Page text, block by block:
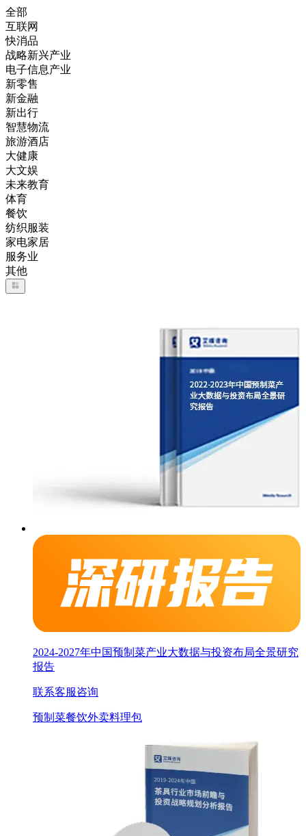
全部
互联网
快消品
战略新兴产业
电子信息产业
新零售
新金融
新出行
智慧物流
旅游酒店
大健康
大文娱
未来教育
体育
餐饮
纺织服装
家电家居
服务业
其他
2024-2027年中国预制菜产业大数据与投资布局全景研究
报告
联系客服咨询
预制菜餐饮外卖料理包